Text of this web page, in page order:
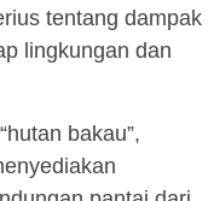
tentang dampak
lingkungan dan
bakau”,